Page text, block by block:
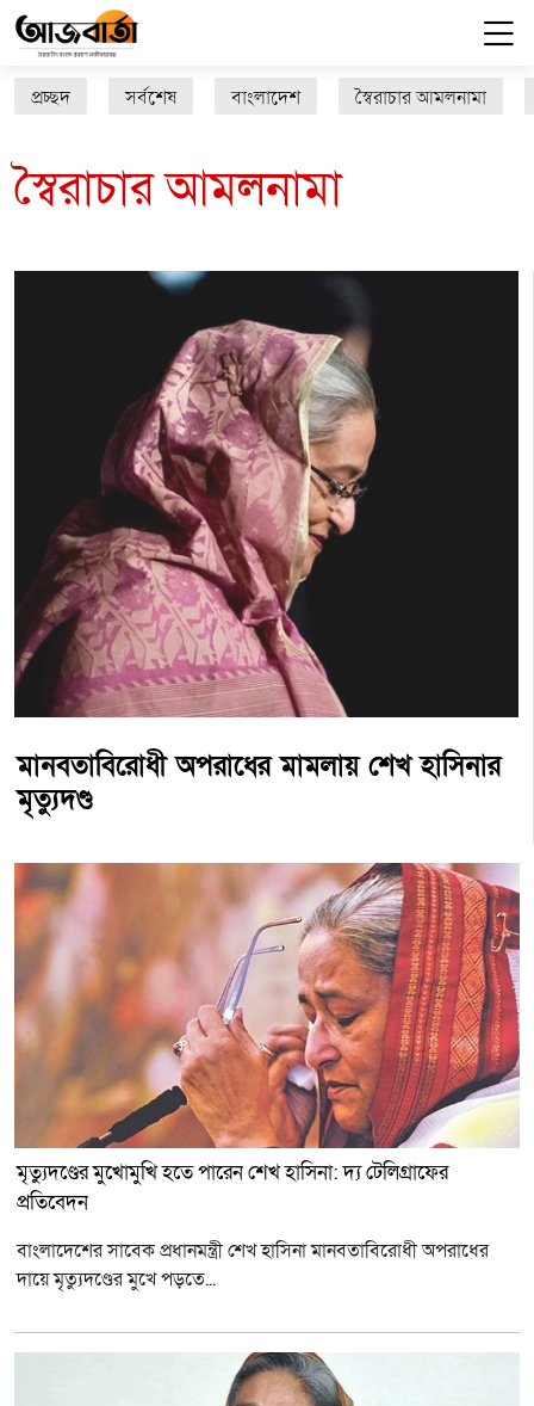
প্রচ্ছদ সর্বশেষ বাংলাদেশ স্বৈরাচার আমলনামা
স্বৈরাচার আমলনামা
মানবতাবিরোধী অপরাধের মামলায় শেখ হাসিনার
মৃত্যুদণ্ড
মৃত্যুদণ্ডের মুখোমুখি হতে পারেন শেখ হাসিনা: দ্য টেলিগ্রাফের
প্রতিবেদন
বাংলাদেশের সাবেক প্রধানমন্ত্রী শেখ হাসিনা মানবতাবিরোধী অপরাধের
দায়ে মৃত্যুদণ্ডের মুখে পড়তে...